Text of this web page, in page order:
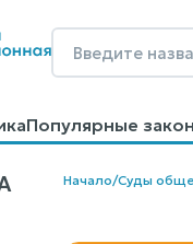
Популярные
материалы
Начало/Суды